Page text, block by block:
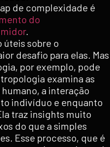
de complexidade é
do
.
sobre o
desafio para elas. Mas
por exemplo, pode
examina as
a interação
indivíduo e enquanto
traz insights muito
do que a simples
Esse processo, que é